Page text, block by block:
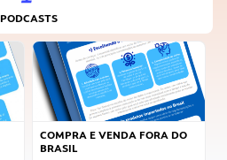
PODCASTS
COMPRA E VENDA FORA DO
BRASIL